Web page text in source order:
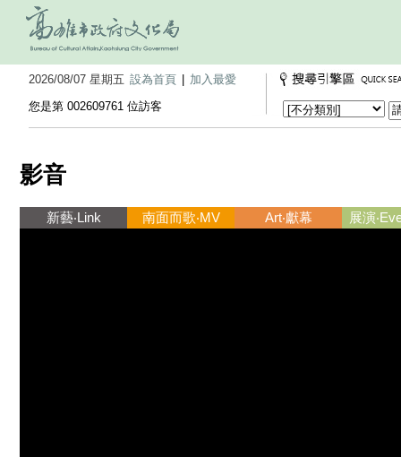
2026/08/07 星期五 設為首頁
加入最愛
您是第 002609761 位訪客
影音
新藝‧Link 南面而歌‧MV Art‧獻幕 展演